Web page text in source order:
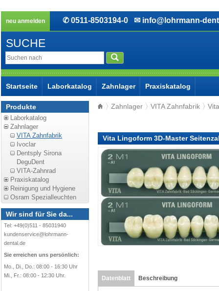
neu anmelden ✆ 0511-8503194-0 ✉ info@lohrmann-
SUCHE
Startseite Laborkatalog Zahnlager Praxiskatalog
Produkte
Laborkatalog
Zahnlager
VITA Zahnfabrik
Ivoclar
Dentsply Sirona
DeguDent
VITA-Zahnrad
Praxiskatalog
Reinigung und Hygiene
Osram Spezialleuchten
Wir sind für Sie da...
Tel: +49(0)511 - 85031940
kundenservice@lohrmann-
dental.de
Sie erreichen uns persönlich:
Mo., Di., Do.: 08:00 - 16:30 Uhr
Mi., Fr.: 08:00 - 12:30 Uhr.
Zahnlager VITA Zahnfabrik
Vita Lingoform 3D-Master
Datenblatt Beschreibung